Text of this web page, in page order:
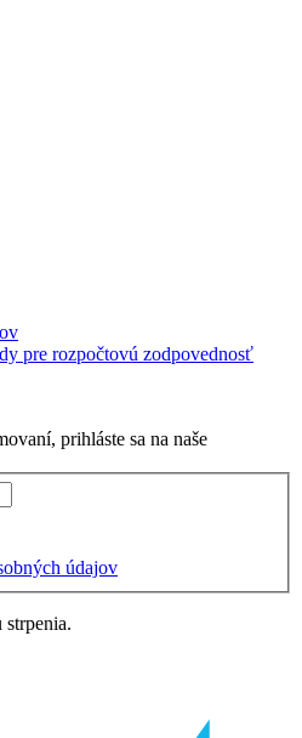
pre rozpočtovú zodpovednosť
prihláste sa na naše
údajov